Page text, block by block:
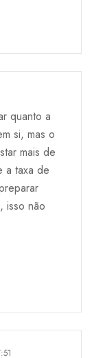
quanto a
si, mas o
mais de
a taxa de
isso não